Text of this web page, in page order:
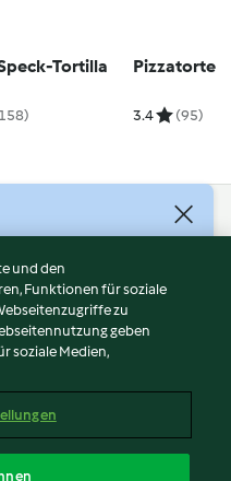
Tortilla Pizzatorte
3.4 (95)
und den
Funktionen für soziale
zu
geben
soziale Medien,